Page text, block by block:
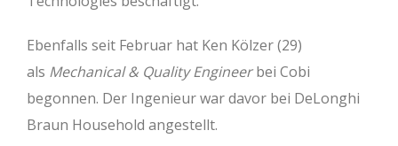
Ebenfalls seit Februar hat Ken Kölzer (29)
als Mechanical & Quality Engineerbei Cobi
begonnen. Der Ingenieur war davor bei DeLonghi
Braun Household angestellt.